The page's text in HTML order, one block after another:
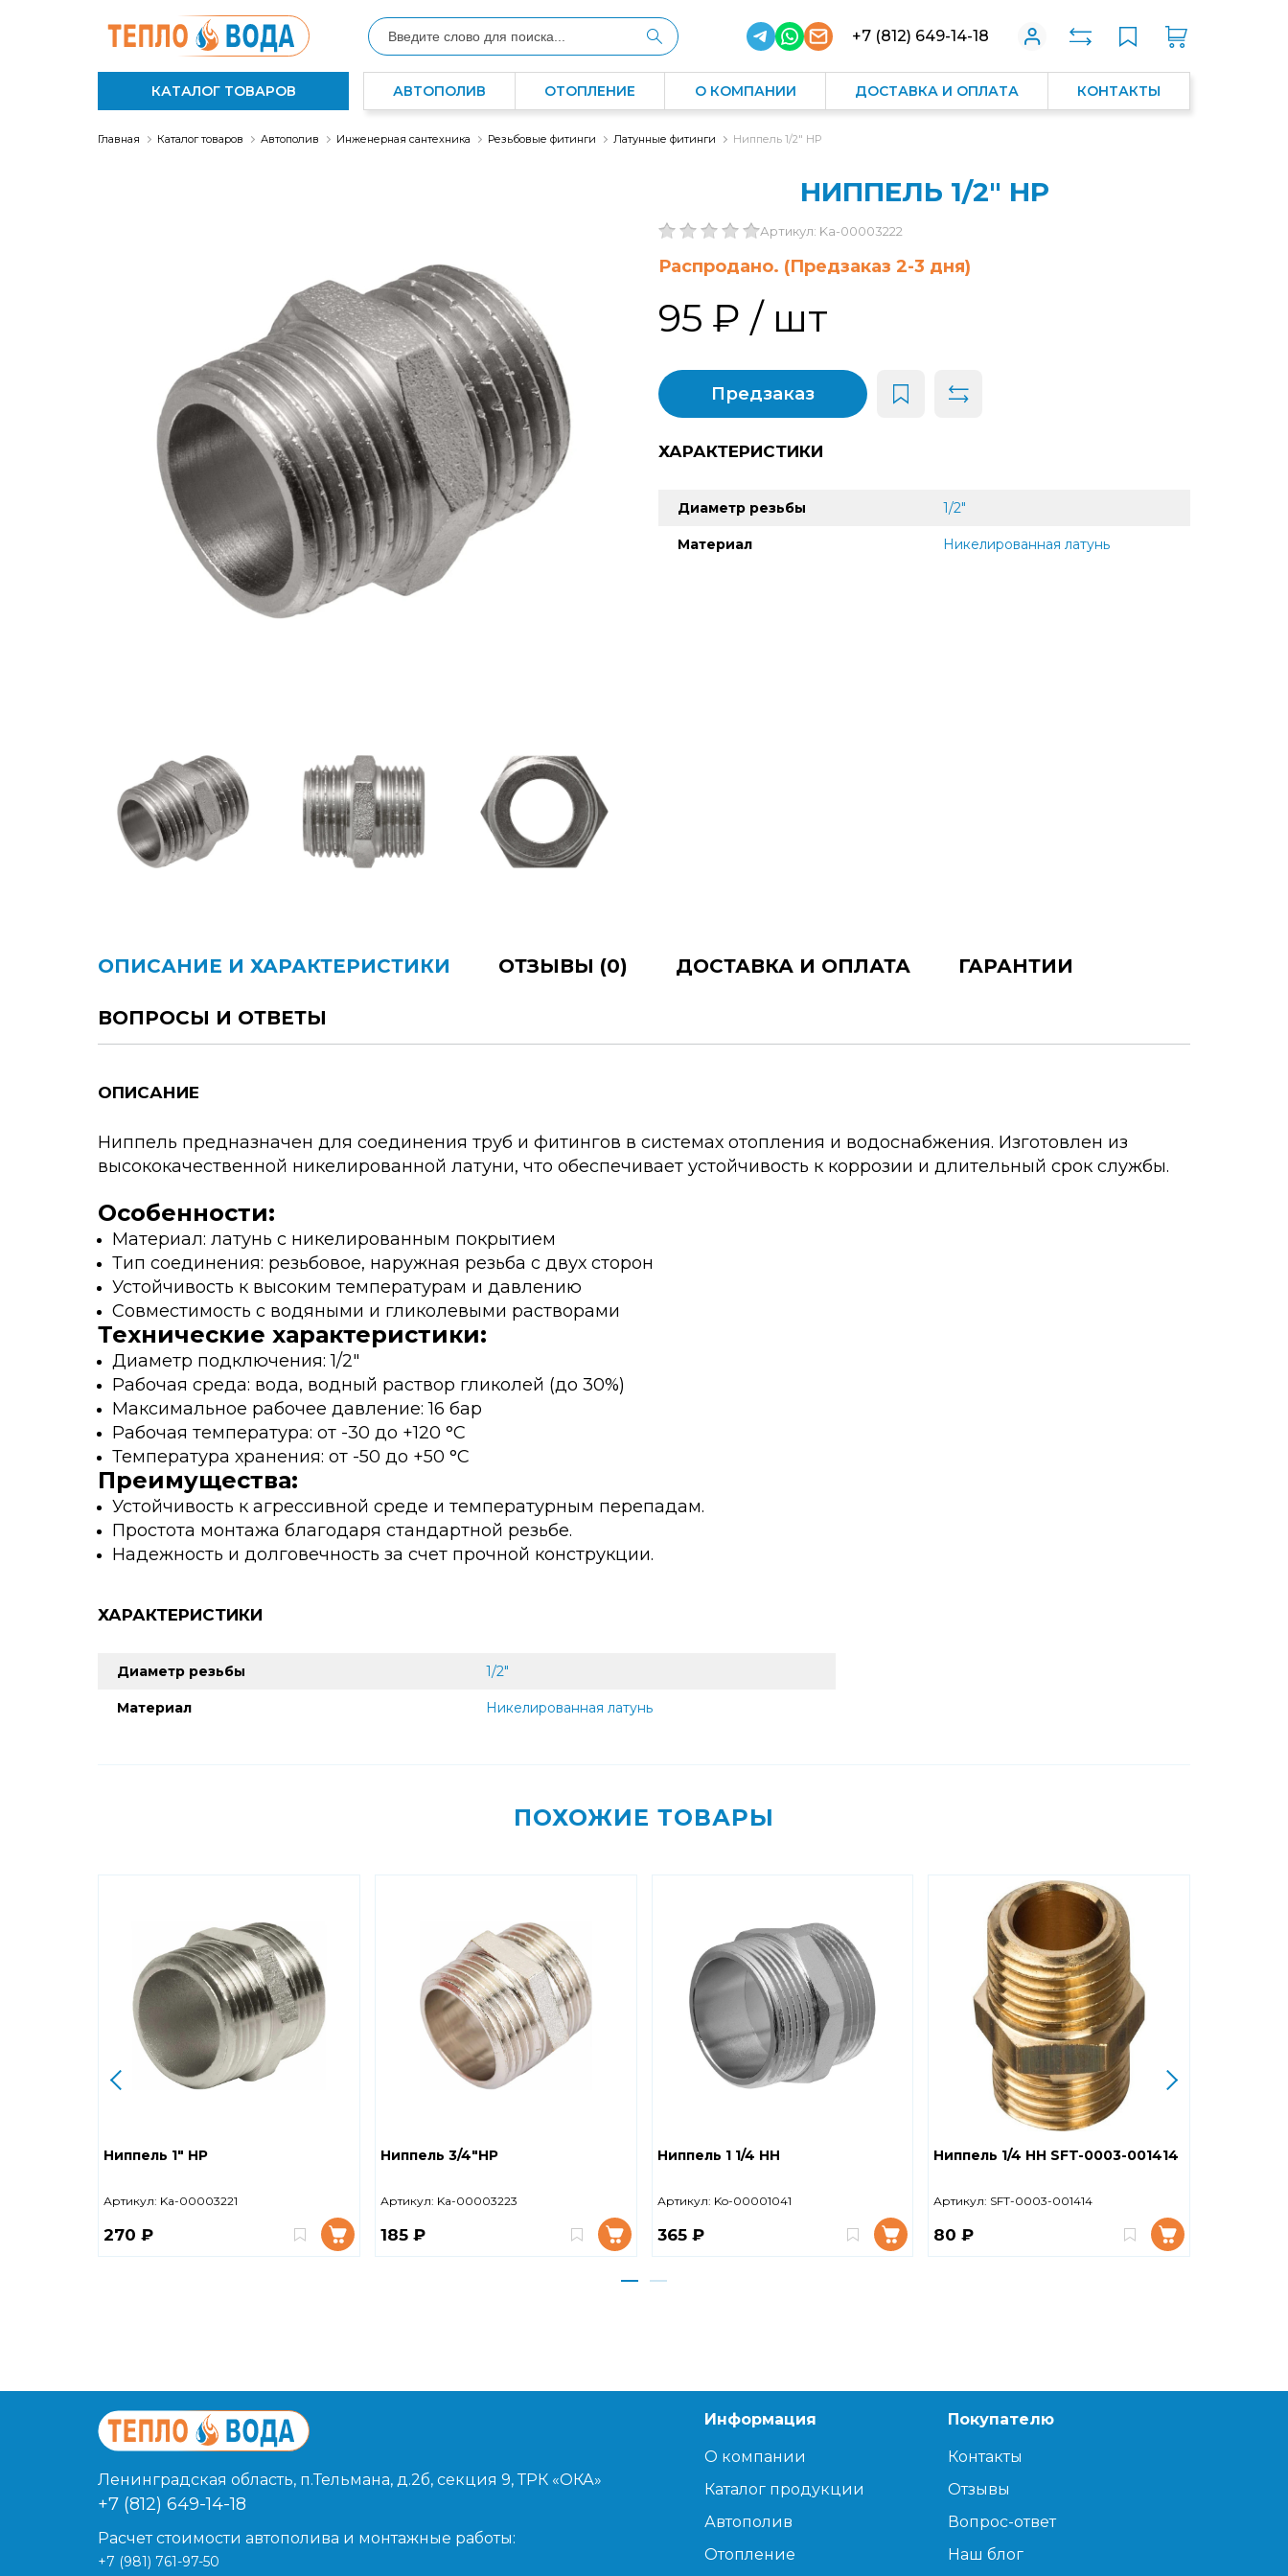
+7 (812) 649-14-18
КАТАЛОГ ТОВАРОВ АВТОПОЛИВ ОТОПЛЕНИЕ О КОМПАНИИ ДОСТАВКА И ОПЛАТА КОНТАКТЫ
Главная Каталог товаров Автополив Инженерная сантехника Резьбовые фитинги Латунные фитинги Ниппель 1/2" НР
НИППЕЛЬ 1/2" НР
Артикул: Ka-00003222
Распродано. (Предзаказ 2-3 дня)
95 ₽ / шт
Предзаказ
ХАРАКТЕРИСТИКИ
Диаметр резьбы 1/2"
Материал Никелированная латунь
ОПИСАНИЕ И ХАРАКТЕРИСТИКИ ОТЗЫВЫ (0) ДОСТАВКА И ОПЛАТА ГАРАНТИИ
ВОПРОСЫ И ОТВЕТЫ
ОПИСАНИЕ
Ниппель предназначен для соединения труб и фитингов в системах отопления и водоснабжения. Изготовлен из
высококачественной никелированной латуни, что обеспечивает устойчивость к коррозии и длительный срок службы.
Особенности:
Материал: латунь с никелированным покрытием
Тип соединения: резьбовое, наружная резьба с двух сторон
Устойчивость к высоким температурам и давлению
Совместимость с водяными и гликолевыми растворами
Технические характеристики:
Диаметр подключения: 1/2"
Рабочая среда: вода, водный раствор гликолей (до 30%)
Максимальное рабочее давление: 16 бар
Рабочая температура: от -30 до +120 °С
Температура хранения: от -50 до +50 °С
Преимущества:
Устойчивость к агрессивной среде и температурным перепадам.
Простота монтажа благодаря стандартной резьбе.
Надежность и долговечность за счет прочной конструкции.
ХАРАКТЕРИСТИКИ
Диаметр резьбы 1/2"
Материал Никелированная латунь
ПОХОЖИЕ ТОВАРЫ
Ниппель 1" НР
Артикул: Ka-00003221
270 ₽
Ниппель 3/4"НР
Артикул: Ka-00003223
185 ₽
Ниппель 1 1/4 НН
Артикул: Ko-00001041
365 ₽
Ниппель 1/4 НН SFT-0003-001414
Артикул: SFT-0003-001414
80 ₽
Ленинградская область, п.Тельмана, д.2б, секция 9, ТРК «ОКА»
+7 (812) 649-14-18
Расчет стоимости автополива и монтажные работы:
+7 (981) 761-97-50
Информация
О компании
Каталог продукции
Автополив
Отопление
Покупателю
Контакты
Отзывы
Вопрос-ответ
Наш блог